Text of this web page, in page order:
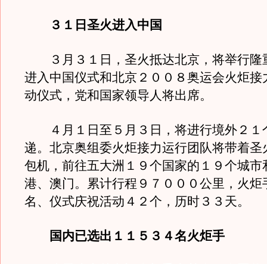
３１日圣火进入中国
３月３１日，圣火抵达北京，将举行隆
进入中国仪式和北京２００８奥运会火炬接
动仪式，党和国家领导人将出席。
４月１日至５月３日，将进行境外２１
递。北京奥组委火炬接力运行团队将带着圣
包机，前往五大洲１９个国家的１９个城市
港、澳门。累计行程９７０００公里，火炬
名、仪式庆祝活动４２个，历时３３天。
国内已选出１１５３４名火炬手